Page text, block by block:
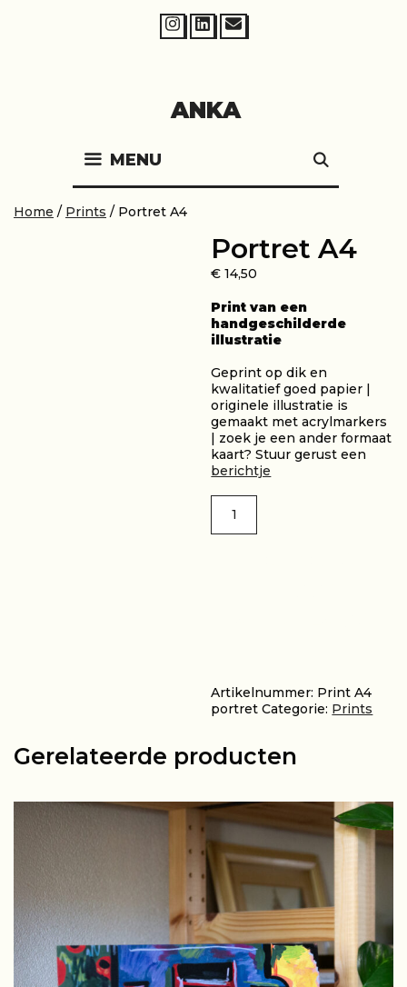
ANKA
MENU
Home / Prints / Portret A4
Portret A4
€ 14,50
Print van een
handgeschilderde
illustratie
Geprint op dik en
kwalitatief goed papier |
originele illustratie is
gemaakt met acrylmarkers
| zoek je een ander formaat
kaart? Stuur gerust een
berichtje
aantal
Artikelnummer: Print A4
portret Categorie: Prints
Gerelateerde producten